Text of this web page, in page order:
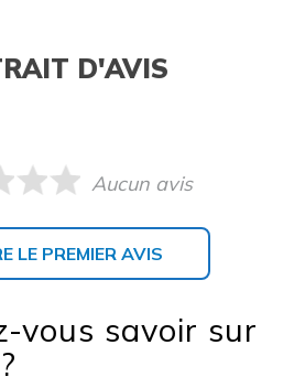
D'AVIS
Aucun avis
LE PREMIER AVIS
vous savoir sur